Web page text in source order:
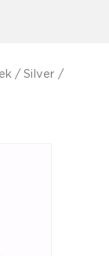
/ Silver /